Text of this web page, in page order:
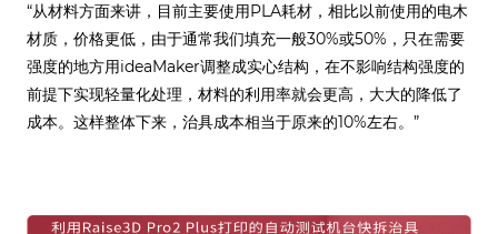
“从材料方面来讲，目前主要使用PLA耗材，相比以前使用的电木
材质，价格更低，由于通常我们填充一般30%或50%，只在需要
强度的地方用ideaMaker调整成实心结构，在不影响结构强度的
前提下实现轻量化处理，材料的利用率就会更高，大大的降低了
成本。这样整体下来，治具成本相当于原来的10%左右。”